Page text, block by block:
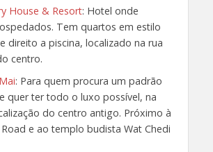
House & Resort: Hotel onde
Tem quartos em estilo
direito a piscina, localizado na rua
centro.
: Para quem procura um padrão
quer ter todo o luxo possível, na
do centro antigo. Próximo à
e ao templo budista Wat Chedi